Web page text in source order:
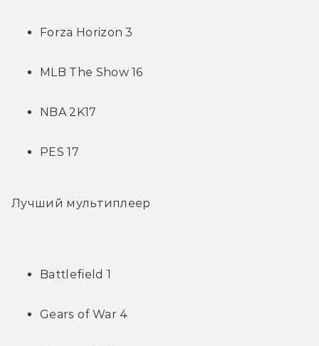
Forza Horizon 3
MLB The Show 16
NBA 2K17
PES 17
Лучший мультиплеер
Battlefield 1
Gears of War 4